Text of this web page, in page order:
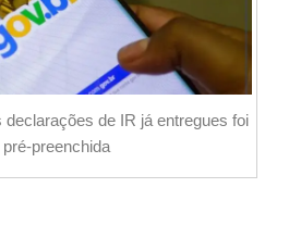
de IR já entregues foi
pré-preenchida